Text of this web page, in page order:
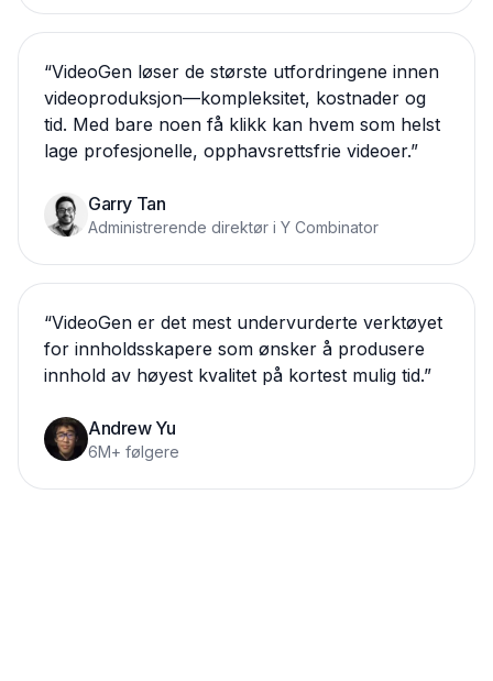
“VideoGen løser de største utfordringene innen
videoproduksjon—kompleksitet, kostnader og
tid. Med bare noen få klikk kan hvem som helst
lage profesjonelle, opphavsrettsfrie videoer.”
Garry Tan
Administrerende direktør i Y Combinator
“VideoGen er det mest undervurderte verktøyet
for innholdsskapere som ønsker å produsere
innhold av høyest kvalitet på kortest mulig tid.”
Andrew Yu
6M+ følgere